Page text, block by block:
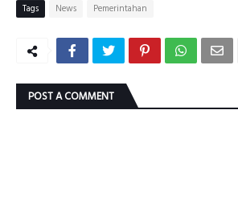
Tags News Pemerintahan
POST A COMMENT